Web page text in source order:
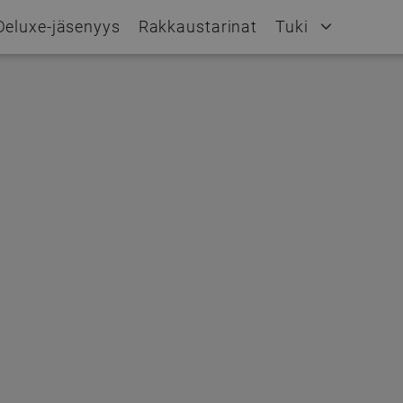
jäsenyys Rakkaustarinat Tuki